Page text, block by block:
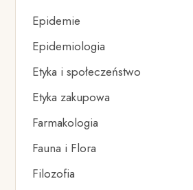
Epidemie
Epidemiologia
Etyka i społeczeństwo
Etyka zakupowa
Farmakologia
Fauna i Flora
Filozofia